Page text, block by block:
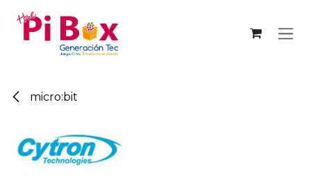
micro:bit